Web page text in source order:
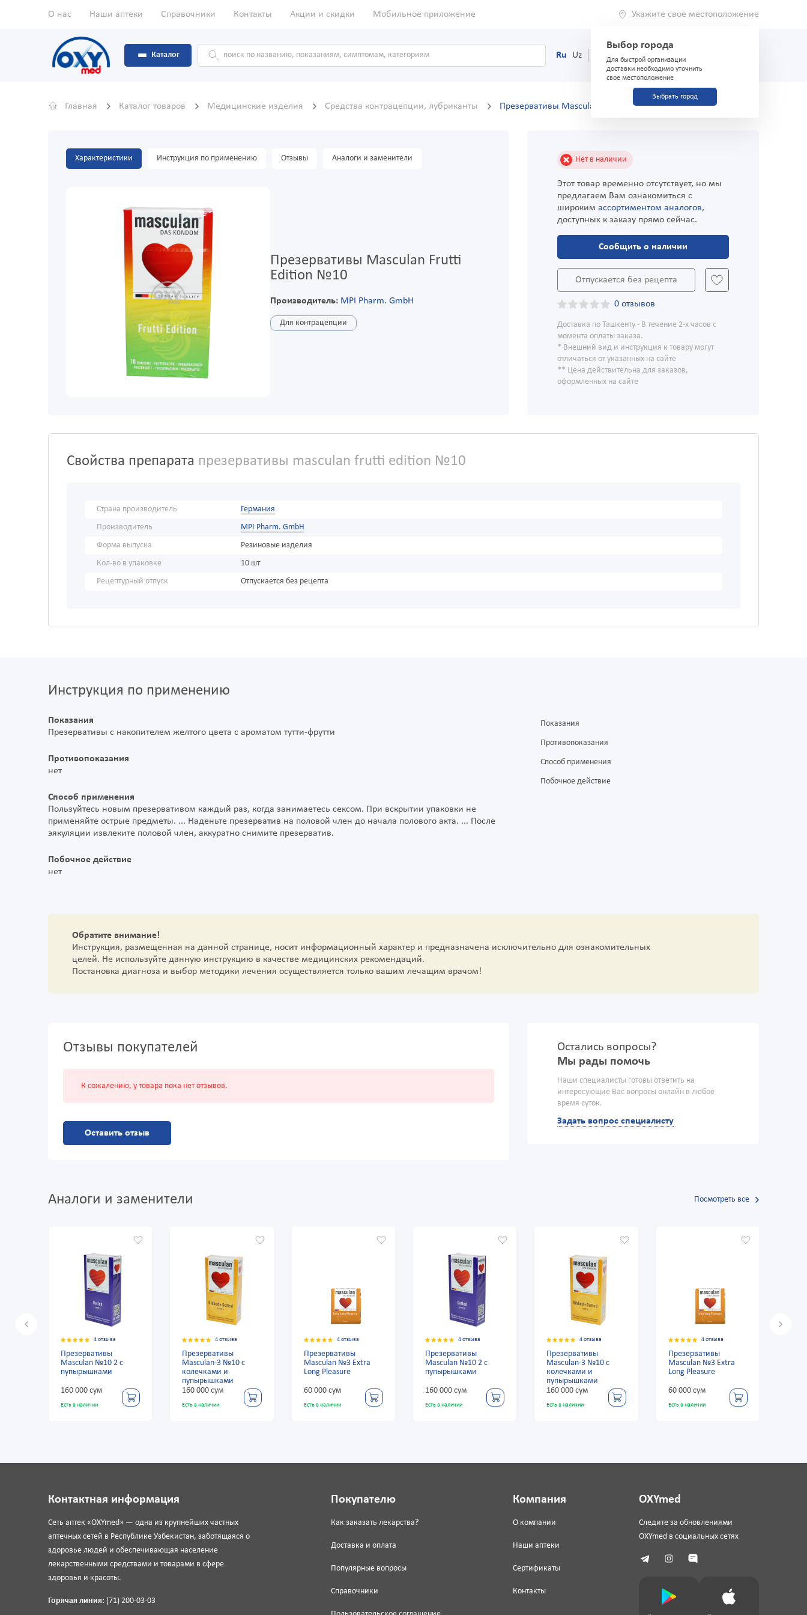
О нас Наши аптеки Справочники Контакты Акции и скидки Мобильное приложение Укажите свое местоположение
Выбор города
Для быстрой организации
доставки необходимо уточнить
свое местоположение
Выбрать город
Каталог Ru Uz (71) 200-03-03
Главная Каталог товаров Медицинские изделия Средства контрацепции, лубриканты Презервативы Masculan Frutti Edition №10
Характеристики Инструкция по применению Отзывы Аналоги и заменители
Презервативы Masculan Frutti
Edition №10
Производитель: MPI Pharm. GmbH
Для контрацепции
Нет в наличии
Этот товар временно отсутствует, но мы
предлагаем Вам ознакомиться с
широким ассортиментом аналогов,
доступных к заказу прямо сейчас.
Сообщить о наличии
Отпускается без рецепта
0 отзывов
Доставка по Ташкенту - В течение 2-х часов с
момента оплаты заказа.
* Внешний вид и инструкция к товару могут
отличаться от указанных на сайте
** Цена действительна для заказов,
оформленных на сайте
Свойства препарата презервативы masculan frutti edition №10
Страна производитель
Германия
Производитель
MPI Pharm. GmbH
Форма выпуска
Резиновые изделия
Кол-во в упаковке
10 шт
Рецептурный отпуск
Отпускается без рецепта
Инструкция по применению
Показания
Презервативы с накопителем желтого цвета с ароматом тутти-фрутти
Противопоказания
нет
Способ применения
Пользуйтесь новым презервативом каждый раз, когда занимаетесь сексом. При вскрытии упаковки не
применяйте острые предметы. ... Наденьте презерватив на половой член до начала полового акта. ... После
эякуляции извлеките половой член, аккуратно снимите презерватив.
Побочное действие
нет
Показания
Противопоказания
Способ применения
Побочное действие
Обратите внимание!
Инструкция, размещенная на данной странице, носит информационный характер и предназначена исключительно для ознакомительных
целей. Не используйте данную инструкцию в качестве медицинских рекомендаций.
Постановка диагноза и выбор методики лечения осуществляется только вашим лечащим врачом!
Отзывы покупателей
К сожалению, у товара пока нет отзывов.
Оставить отзыв
Остались вопросы?
Мы рады помочь
Наши специалисты готовы ответить на
интересующие Вас вопросы онлайн в любое
время суток.
Задать вопрос специалисту
Аналоги и заменители Посмотреть все
4 отзыва
Презервативы
Masculan №10 2 с
пупырышками
160 000 сум
Есть в наличии
4 отзыва
Презервативы
Masculan-3 №10 с
колечками и
пупырышками
160 000 сум
Есть в наличии
4 отзыва
Презервативы
Masculan №3 Extra
Long Pleasure
60 000 сум
Есть в наличии
4 отзыва
Презервативы
Masculan №10 2 с
пупырышками
160 000 сум
Есть в наличии
4 отзыва
Презервативы
Masculan-3 №10 с
колечками и
пупырышками
160 000 сум
Есть в наличии
4 отзыва
Презервативы
Masculan №3 Extra
Long Pleasure
60 000 сум
Есть в наличии
Контактная информация
Сеть аптек «OXYmed» — одна из крупнейших частных
аптечных сетей в Республике Узбекистан, заботящаяся о
здоровье людей и обеспечивающая население
лекарственными средствами и товарами в сфере
здоровья и красоты.
Горячая линия: (71) 200-03-03
Покупателю
Как заказать лекарства?
Доставка и оплата
Популярные вопросы
Справочники
Компания
О компании
Наши аптеки
Сертификаты
Контакты
OXYmed
Следите за обновлениями
OXYmed в социальных сетях